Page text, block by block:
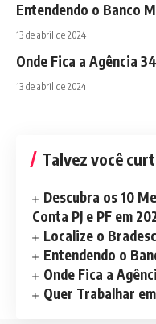
Entendendo o Banco
13 de abril de 2024
Onde Fica a Agência
13 de abril de 2024
Talvez você
Descubra os 10
Conta PJ e PF em
Localize o
Entendendo o
Onde Fica a
Quer Trabalhar